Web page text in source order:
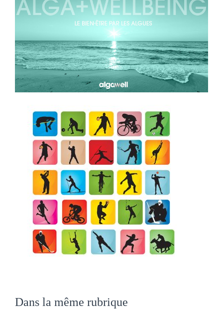
Dans la même rubrique